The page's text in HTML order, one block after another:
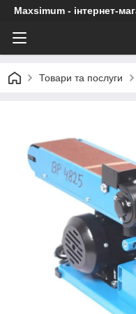
Maxsimum - інтернет-
Товари та послуги